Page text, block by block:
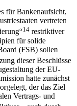
für Bankenaufsicht,
vertreten
14 restriktiver
für solide
(FSB) sollen
dieser Beschlüsse
der EU-
hatte zunächst
der das Ziel
Vertrags- und